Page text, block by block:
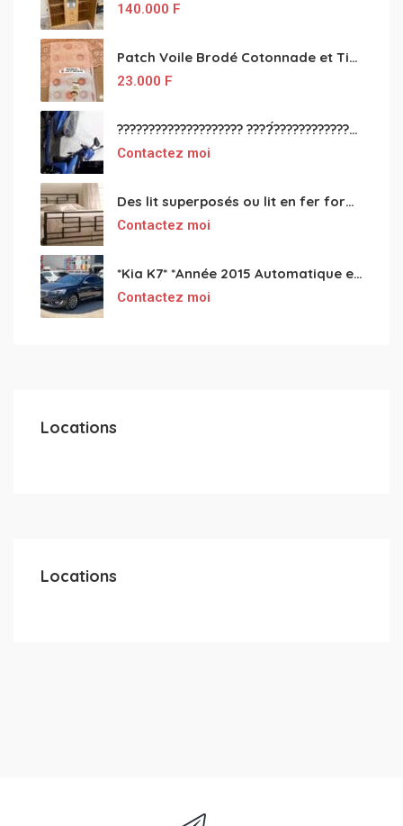
140.000 F
Patch Voile Brodé Cotonnade et Tinu Minu de l’Inde ???????? ????
23.000 F
???????????????????? ????́???????????????????????????????????????? à vendre
Contactez moi
Des lit superposés ou lit en fer forgé grande classes disponible
Contactez moi
*Kia K7* *Année 2015 Automatique essence ⛽️ 4 cylindres 2.0
Contactez moi
Locations
Locations